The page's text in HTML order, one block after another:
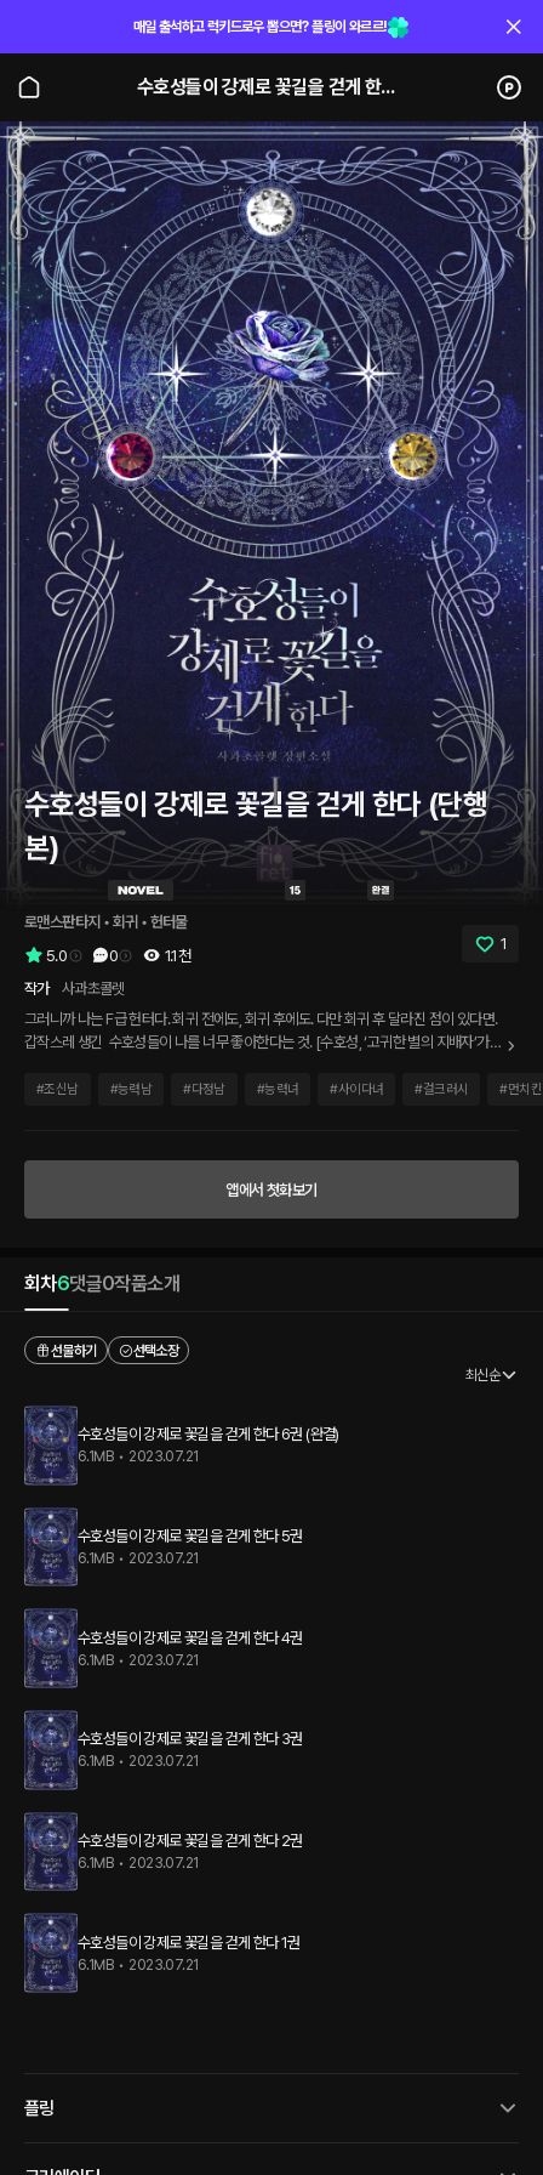
매일 출석하고 럭키드로우 뽑으면? 플링이 와르르!
수호성들이 강제로 꽃길을 걷게 한다 (단행본)
수호성들이 강제로 꽃길을 걷게 한다 (단행
본)
로맨스판타지 • 회귀 • 헌터물
5.0
0 1.1천
1
작가
사과초콜렛
그러니까 나는 F급 헌터다. 회귀 전에도, 회귀 후에도. 다만 회귀 후 달라진 점이 있다면.
갑작스레 생긴 수호성들이 나를 너무 좋아한다는 것. [수호성, ‘고귀한 별의 지배자’가
의 고석상’이 당신의 이름이 수놓아진 손수건으로 눈물을 닦습니다.] 손수건은 또 뭐야?
귀를 의심했다. “인류에겐 열 가지 재앙이 찾아올 예정입니다.” 유일한 가족인 할머니와
드디어 행복한 삶을 보낼 수 있는 건가 싶었는데, 재앙이라니? 게다가 이 남자들은 왜 이
스有] [세계관최강자 여주/무심여주/돈과 식사에 진심인 여주] [여주바라기 수호성들/
팔불출 수호성들/여주 덕질하는 수호성들/성유물 여주 다가져!] [그 외 남주들 및 추종자
#조신남 #능력남 #다정남 #능력녀 #사이다녀 #걸크러시 #먼치킨
앱에서 첫화보기
회차6댓글0작품소개
선물하기
선택소장
최신순
수호성들이 강제로 꽃길을 걷게 한다 6권 (완결)
6.1MB • 2023.07.21
수호성들이 강제로 꽃길을 걷게 한다 5권
6.1MB • 2023.07.21
수호성들이 강제로 꽃길을 걷게 한다 4권
6.1MB • 2023.07.21
수호성들이 강제로 꽃길을 걷게 한다 3권
6.1MB • 2023.07.21
수호성들이 강제로 꽃길을 걷게 한다 2권
6.1MB • 2023.07.21
수호성들이 강제로 꽃길을 걷게 한다 1권
6.1MB • 2023.07.21
플링